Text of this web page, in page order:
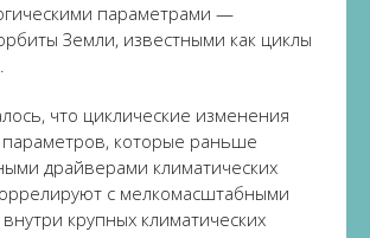
параметрами —
Земли, известными как циклы
что циклические изменения
которые раньше
драйверами климатических
с мелкомасштабными
крупных климатических